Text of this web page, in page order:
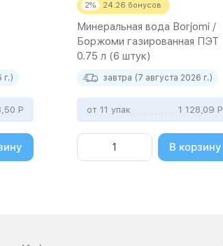
г.)
Р
2% 24.26 бонусов
Минеральная вода Borjomi /
Боржоми газированная ПЭТ
0.75 л (6 штук)
завтра (7 августа 2026 г.)
от 11 упак 1 128,09 Р
В корзину